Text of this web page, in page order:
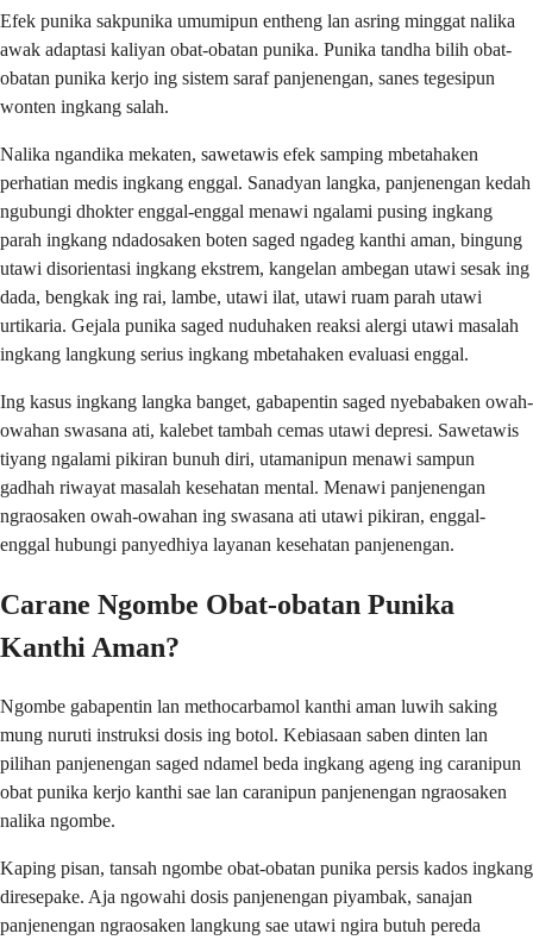
Efek punika sakpunika umumipun entheng lan asring minggat nalika
awak adaptasi kaliyan obat-obatan punika. Punika tandha bilih obat-
obatan punika kerjo ing sistem saraf panjenengan, sanes tegesipun
wonten ingkang salah.
Nalika ngandika mekaten, sawetawis efek samping mbetahaken
perhatian medis ingkang enggal. Sanadyan langka, panjenengan kedah
ngubungi dhokter enggal-enggal menawi ngalami pusing ingkang
parah ingkang ndadosaken boten saged ngadeg kanthi aman, bingung
utawi disorientasi ingkang ekstrem, kangelan ambegan utawi sesak ing
dada, bengkak ing rai, lambe, utawi ilat, utawi ruam parah utawi
urtikaria. Gejala punika saged nuduhaken reaksi alergi utawi masalah
ingkang langkung serius ingkang mbetahaken evaluasi enggal.
Ing kasus ingkang langka banget, gabapentin saged nyebabaken owah-
owahan swasana ati, kalebet tambah cemas utawi depresi. Sawetawis
tiyang ngalami pikiran bunuh diri, utamanipun menawi sampun
gadhah riwayat masalah kesehatan mental. Menawi panjenengan
ngraosaken owah-owahan ing swasana ati utawi pikiran, enggal-
enggal hubungi panyedhiya layanan kesehatan panjenengan.
Carane Ngombe Obat-obatan Punika
Kanthi Aman?
Ngombe gabapentin lan methocarbamol kanthi aman luwih saking
mung nuruti instruksi dosis ing botol. Kebiasaan saben dinten lan
pilihan panjenengan saged ndamel beda ingkang ageng ing caranipun
obat punika kerjo kanthi sae lan caranipun panjenengan ngraosaken
nalika ngombe.
Kaping pisan, tansah ngombe obat-obatan punika persis kados ingkang
diresepake. Aja ngowahi dosis panjenengan piyambak, sanajan
panjenengan ngraosaken langkung sae utawi ngira butuh pereda